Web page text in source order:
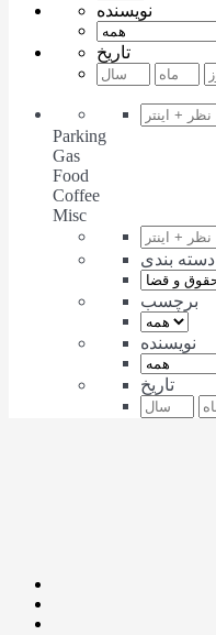
نویسنده
تاریخ
Parking
Gas
Food
Coffee
Misc
دسته بندی
برچسب
نویسنده
تاریخ